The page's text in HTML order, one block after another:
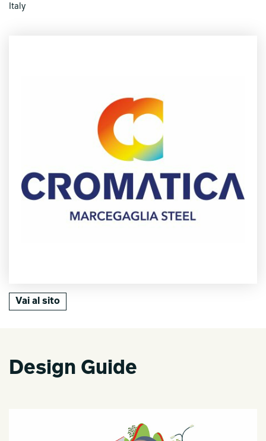
Italy
Vai al sito
Design Guide